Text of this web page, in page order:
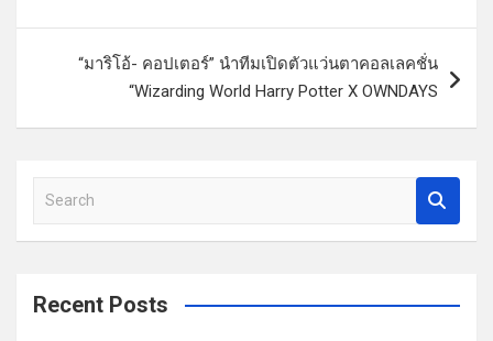
ว
“มาริโอ้- คอปเตอร์” นำทีมเปิดตัวแว่นตาคอลเลคชั่น
“Wizarding World Harry Potter X OWNDAYS
a
c
Recent Posts